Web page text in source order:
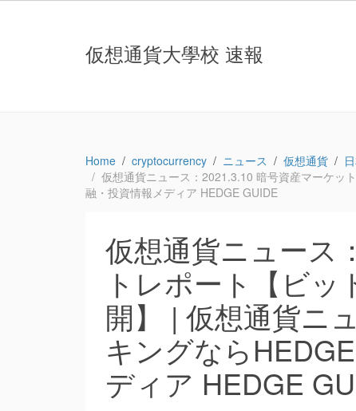
仮想通貨大學校 速報
Home cryptocurrency ニュース 仮想通貨
仮想通貨ニュース：2021.3.10 暗号資産マーケッ
融・投資情報メディア HEDGE GUIDE
仮想通貨ニュース
トレポート【ビ
開】 | 仮想通貨ニ
キングなら
ディア HEDGE